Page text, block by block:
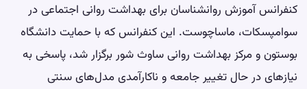
کنفرانس آموزش روانشناسان برای بهداشت روانی اجتماعی در
سوامپسکات، ماساچوست. این کنفرانس که با حمایت دانشگاه
بوستون و مرکز بهداشت روانی ساوث شور برگزار شد، پاسخی به
نیازهای در حال تغییر جامعه و ناکارآمدی مدل‌های سنتی